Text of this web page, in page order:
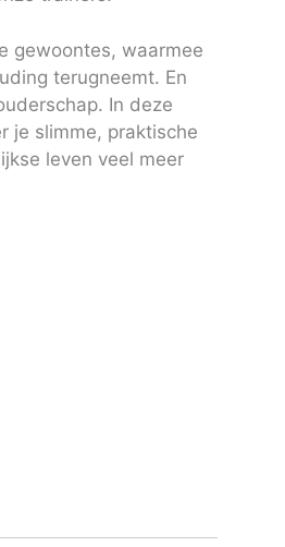
gewoontes, waarmee
terugneemt. En
In deze
je slimme, praktische
leven veel meer